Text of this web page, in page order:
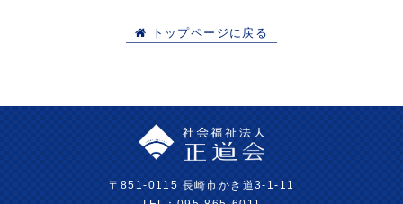
トップページに戻る
〒851-0115 長崎市かき道3-1-11